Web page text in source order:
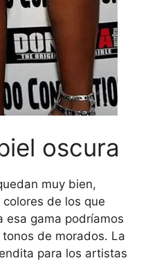
oscura
muy bien,
de los que
esa gama podríamos
de morados. La
para los artistas